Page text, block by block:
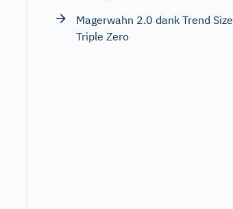
Magerwahn 2.0 dank Trend Size
Triple Zero